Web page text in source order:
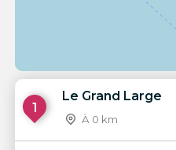
1
Le Grand Large
À 0 km